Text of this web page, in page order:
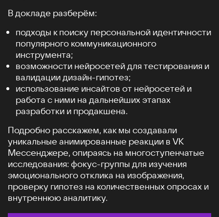
В докладе разберём:
подходы к поиску персональной идентичности
популярного коммуникационного
инструмента;
возможности нейросетей для тестирования и
валидации дизайн-гипотез;
использование инсайтов от нейросетей и
работа с ними на дальнейших этапах
разработки и продакшена.
Подробно расскажем, как мы создавали
уникальные анимированные реакции в VK
Мессенджере, опираясь на многоступенчатые
исследования: фокус-группы для изучения
эмоционального отклика на изображения,
проверку гипотез на количественных опросах и
внутреннюю аналитику.